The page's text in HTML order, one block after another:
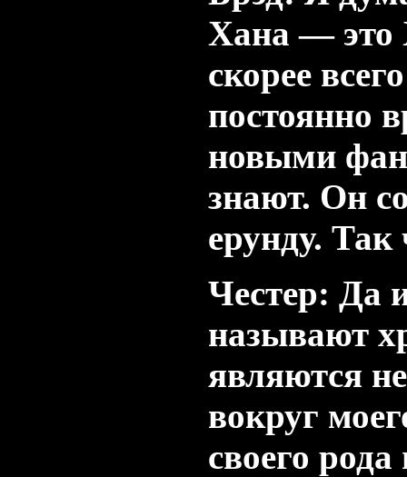
Хана — это
скорее
постоянно
новыми
знают. Он
ерунду. Так
Честер: Да
называют
являются
вокруг
своего